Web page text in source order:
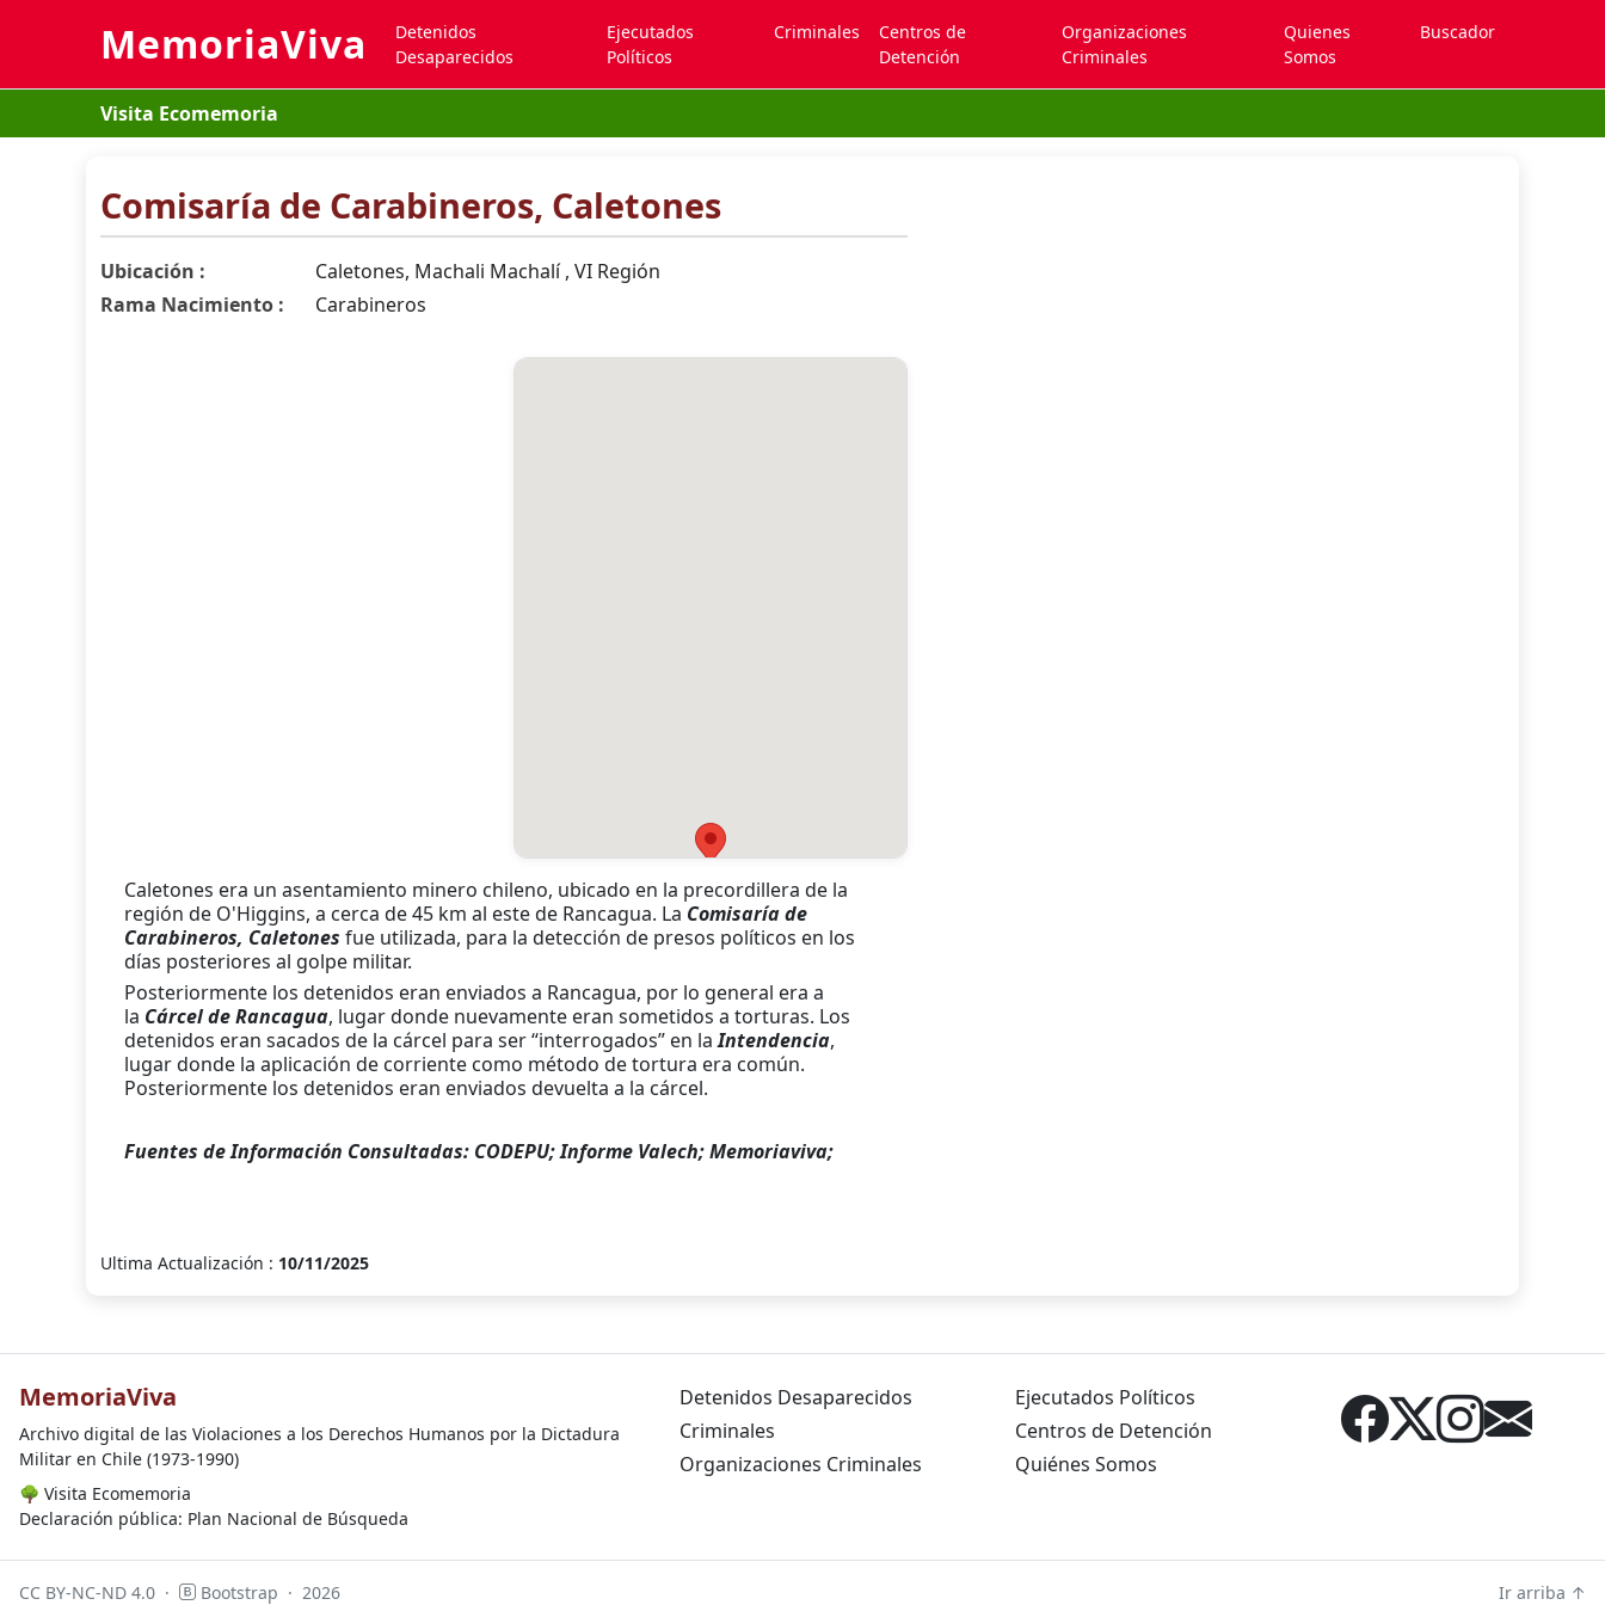
MemoriaViva
Detenidos
Desaparecidos
Ejecutados
Políticos
Criminales
Centros de
Detención
Organizaciones
Criminales
Quienes
Somos
Buscador
Visita Ecomemoria
Comisaría de Carabineros, Caletones
Ubicación :
Caletones, Machali Machalí , VI Región
Rama Nacimiento :
Carabineros
Caletones era un asentamiento minero chileno, ubicado en la precordillera de la
región de O'Higgins, a cerca de 45 km al este de Rancagua. La Comisaría de
Carabineros, Caletones fue utilizada, para la detección de presos políticos en los
días posteriores al golpe militar.
Posteriormente los detenidos eran enviados a Rancagua, por lo general era a
la Cárcel de Rancagua, lugar donde nuevamente eran sometidos a torturas. Los
detenidos eran sacados de la cárcel para ser “interrogados” en laIntendencia,
lugar donde la aplicación de corriente como método de tortura era común.
Posteriormente los detenidos eran enviados devuelta a la cárcel.
Fuentes de Información Consultadas: CODEPU; Informe Valech; Memoriaviva;
Ultima Actualización : 10/11/2025
MemoriaViva
Archivo digital de las Violaciones a los Derechos Humanos por la Dictadura
Militar en Chile (1973-1990)
🌳 Visita Ecomemoria
Declaración pública: Plan Nacional de Búsqueda
Detenidos Desaparecidos
Ejecutados Políticos
Criminales
Centros de Detención
Organizaciones Criminales
Quiénes Somos
CC BY-NC-ND 4.0 · Bootstrap · 2026 Ir arriba ↑